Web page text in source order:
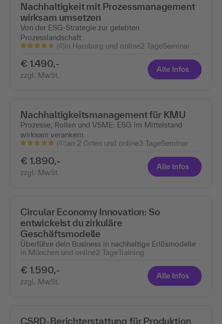
Nachhaltigkeit mit Prozessmanagement
wirksam umsetzen
Von der ESG-Strategie zur gelebten
Prozesslandschaft
(4)in Hamburg und online2 TageSeminar
€ 1.490,-
zzgl. MwSt.
Alle Infos
Nachhaltigkeitsmanagement für KMU
Prozesse, Rollen und VSME: ESG im Mittelstand
wirksam verankern
(41)an 2 Orten und online3 TageSeminar
€ 1.890,-
zzgl. MwSt.
Alle Infos
Circular Economy Innovation: So
entwickelst du zirkuläre
Geschäftsmodelle
Überführe dein Business in nachhaltige Erlösmodelle
in München und online2 TageTraining
€ 1.590,-
zzgl. MwSt.
Alle Infos
CSRD-Berichterstattung für Produktion